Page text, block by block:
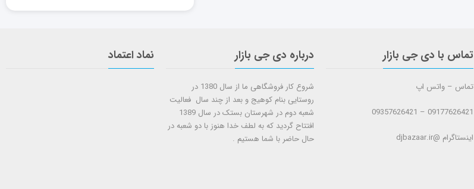
تماس با دی جی بازار
تماس – واتس اپ
09177626421 – 09357626421
اینستاگرام @djbazaar.ir
درباره دی جی بازار
شروع کار فروشگاهی ما از سال 1380 در
روستایی بنام کوهیج و بعد از چند سال فعالیت
شعبه دوم در شهرستان بستک در سال 1389
افتتاح گردید که به لطف خدا هنوز با دو شعبه در
حال حاضر با شما هستيم .
نماد اعتماد